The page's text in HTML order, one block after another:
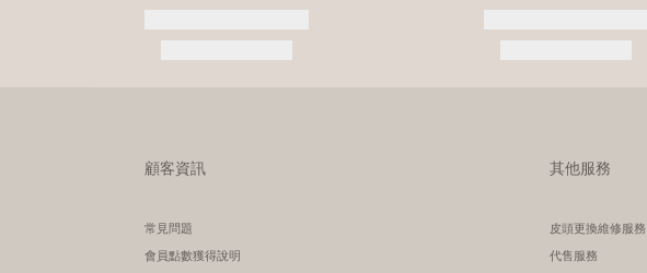
顧客資訊
常見問題
會員點數獲得說明
其他服務
皮頭更換維修服務
代售服務